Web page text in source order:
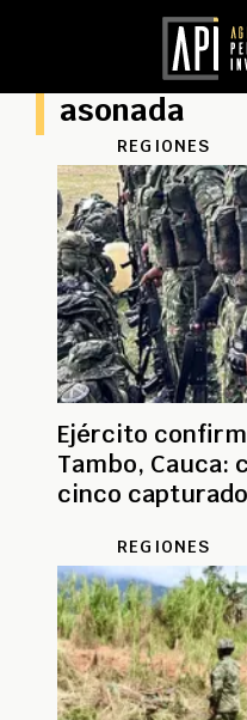
asonada
REGIONES
Ejército
Tambo, Cauca:
cinco
REGIONES